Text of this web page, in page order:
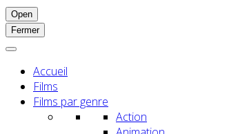
Open
Fermer
Accueil
Films
Films par genre
Action